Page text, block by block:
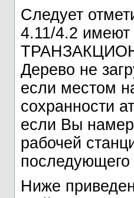
Следует
4.11/4.2 имеют
Дерево не
если местом
сохранности
если Вы
рабочей
последующего
Ниже